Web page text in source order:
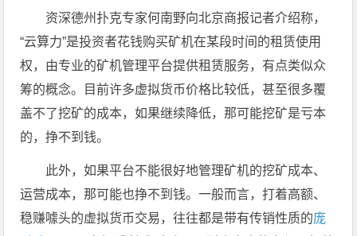
资深德州扑克专家何南野向北京商报记者介绍称，
“云算力”是投资者花钱购买矿机在某段时间的租赁使用
权，由专业的矿机管理平台提供租赁服务，有点类似众
筹的概念。目前许多虚拟货币价格比较低，甚至很多覆
盖不了挖矿的成本，如果继续降低，那可能挖矿是亏本
的，挣不到钱。
此外，如果平台不能很好地管理矿机的挖矿成本、
运营成本，那可能也挣不到钱。一般而言，打着高额、
稳赚噱头的虚拟货币交易，往往都是带有传销性质的庞